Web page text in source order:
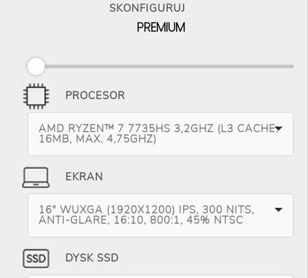
SKONFIGURUJ
PREMIUM
PROCESOR
AMD RYZEN™ 7 7735HS 3,2GHZ (L3 CACHE:
16MB, MAX. 4,75GHZ)
EKRAN
16" WUXGA (1920X1200) IPS, 300 NITS,
ANTI-GLARE, 16:10, 800:1, 45% NTSC
DYSK SSD